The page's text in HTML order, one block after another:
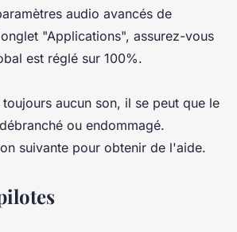
audio avancés de
"Applications", assurez-vous
est réglé sur 100%.
aucun son, il se peut que le
ou endommagé.
suivante pour obtenir de l'aide.